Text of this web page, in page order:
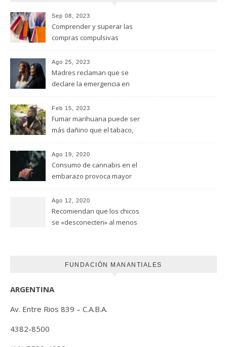
Sep 08, 2023
Comprender y superar las
compras compulsivas
Ago 25, 2023
Madres reclaman que se
declare la emergencia en
Feb 15, 2023
Fumar marihuana puede ser
más dañino que el tabaco,
Universidad de Ottawa
Ago 19, 2020
Consumo de cannabis en el
embarazo provoca mayor
(FUNDACION MANANTIALES)
Ago 12, 2020
Recomiendan que los chicos
se «desconecten» al menos
FUNDACIÓN MANANTIALES
ARGENTINA
Av. Entre Rios 839 – C.A.B.A.
4382-8500